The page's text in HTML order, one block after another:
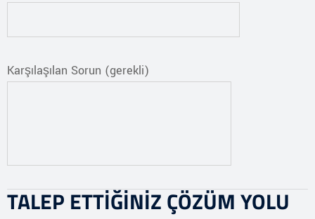
Karşılaşılan Sorun (gerekli)
TALEP ETTİĞİNİZ ÇÖZÜM YOLU